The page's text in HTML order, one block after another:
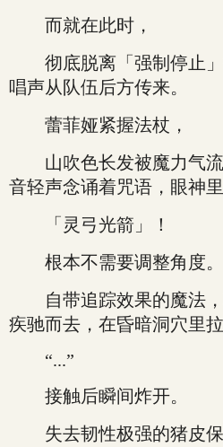
而就在此时，
彻底脱离「强制停止」
唱声从队伍后方传来。
蕾菲娅紧握法杖，
山吹色长发被魔力气流
音轻声念诵着咒语，眼神
「灵弓光箭」！
根本不需要调整角度。
自带追踪效果的魔法，
疾驰而去，在昏暗洞穴里
“...”
接触后瞬间炸开。
失去韧性极强的猪皮保